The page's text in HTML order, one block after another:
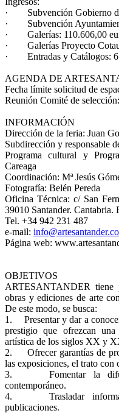
· Subvención Gobierno de
· Subvención
· Galerías: 110.606,00
· Galerías Proyecto
· Entradas y Catálogos:
AGENDA DE
Fecha límite solicitud de
Reunión Comité de
INFORMACIÓN
Dirección de la feria: Juan
Subdirección y responsable
Programa cultural y
Careaga
Coordinación: Mª Jesús
Fotografía: Belén Pereda
Oficina Técnica: c/ San
39010 Santander. Cantabria.
Tel. +34 942 231 487
e-mail:
Página web:
OBJETIVOS
ARTESANTANDER
obras y ediciones de arte
De este modo, se busca:
1. Presentar y dar a
prestigio que ofrezcan
artística de los siglos XX y
2. Ofrecer garantías de
las exposiciones, el trato con
3. Fomentar la
contemporáneo.
4. Trasladar
publicaciones.